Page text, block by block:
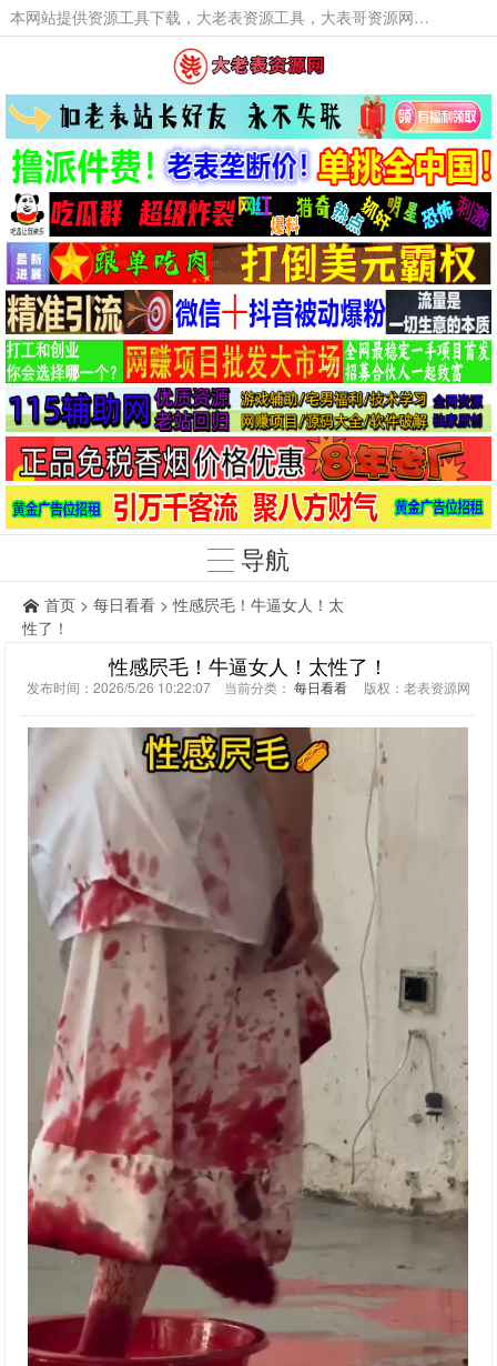
本网站提供资源工具下载，大老表资源工具，大表哥资源网软件工具，大老表资源下载，活动线报福利资源分享,活动线报，大型网游经典游戏，网络热门技术游戏辅助交流与分享。
导航
首页 > 每日看看 > 性感屄毛！牛逼女人！太
性了！
性感屄毛！牛逼女人！太性了！
发布时间：2026/5/26 10:22:07 当前分类： 每日看看 版权：老表资源网